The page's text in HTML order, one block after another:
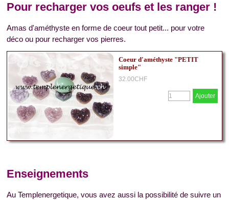
Pour recharger vos oeufs et les ranger !
Amas d'améthyste en forme de coeur tout petit... pour votre
déco ou pour recharger vos pierres.
Coeur d'améthyste "PETIT
simple"
32.00CHF
Ajouter
Enseignements
Au Templenergetique, vous avez aussi la possibilité de suivre un